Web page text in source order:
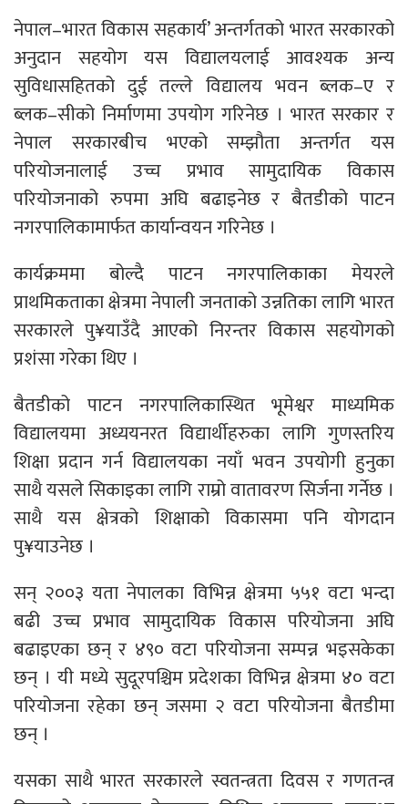
नेपाल–भारत विकास सहकार्य’ अन्तर्गतको भारत सरकारको
अनुदान सहयोग यस विद्यालयलाई आवश्यक अन्य
सुविधासहितको दुई तल्ले विद्यालय भवन ब्लक–ए र
ब्लक–सीको निर्माणमा उपयोग गरिनेछ । भारत सरकार र
नेपाल सरकारबीच भएको सम्झौता अन्तर्गत यस
परियोजनालाई उच्च प्रभाव सामुदायिक विकास
परियोजनाको रुपमा अघि बढाइनेछ र बैतडीको पाटन
नगरपालिकामार्फत कार्यान्वयन गरिनेछ ।
कार्यक्रममा बोल्दै पाटन नगरपालिकाका मेयरले
प्राथमिकताका क्षेत्रमा नेपाली जनताको उन्नतिका लागि भारत
सरकारले पु¥याउँदै आएको निरन्तर विकास सहयोगको
प्रशंसा गरेका थिए ।
बैतडीको पाटन नगरपालिकास्थित भूमेश्वर माध्यमिक
विद्यालयमा अध्ययनरत विद्यार्थीहरुका लागि गुणस्तरिय
शिक्षा प्रदान गर्न विद्यालयका नयाँ भवन उपयोगी हुनुका
साथै यसले सिकाइका लागि राम्रो वातावरण सिर्जना गर्नेछ ।
साथै यस क्षेत्रको शिक्षाको विकासमा पनि योगदान
पु¥याउनेछ ।
सन् २००३ यता नेपालका विभिन्न क्षेत्रमा ५५१ वटा भन्दा
बढी उच्च प्रभाव सामुदायिक विकास परियोजना अघि
बढाइएका छन् र ४९० वटा परियोजना सम्पन्न भइसकेका
छन् । यी मध्ये सुदूरपश्चिम प्रदेशका विभिन्न क्षेत्रमा ४० वटा
परियोजना रहेका छन् जसमा २ वटा परियोजना बैतडीमा
छन् ।
यसका साथै भारत सरकारले स्वतन्त्रता दिवस र गणतन्त्र